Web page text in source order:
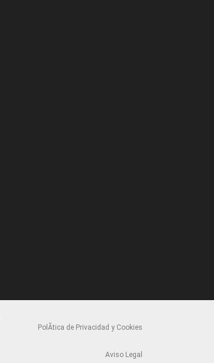
PolÃ­tica de Privacidad y Cookies
Aviso Legal